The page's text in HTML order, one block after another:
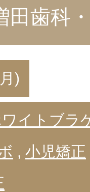
歯科
)
イトブラ
, 小児矯正